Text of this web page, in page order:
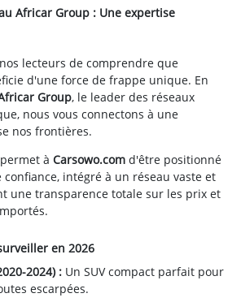
Africar Group : Une expertise
lecteurs de comprendre que
d'une force de frappe unique. En
Group, le leader des réseaux
nous vous connectons à une
nos frontières.
à Carsowo.com d'être positionné
intégré à un réseau vaste et
une transparence totale sur les prix et
en 2026
2024) : Un SUV compact parfait pour
escarpées.